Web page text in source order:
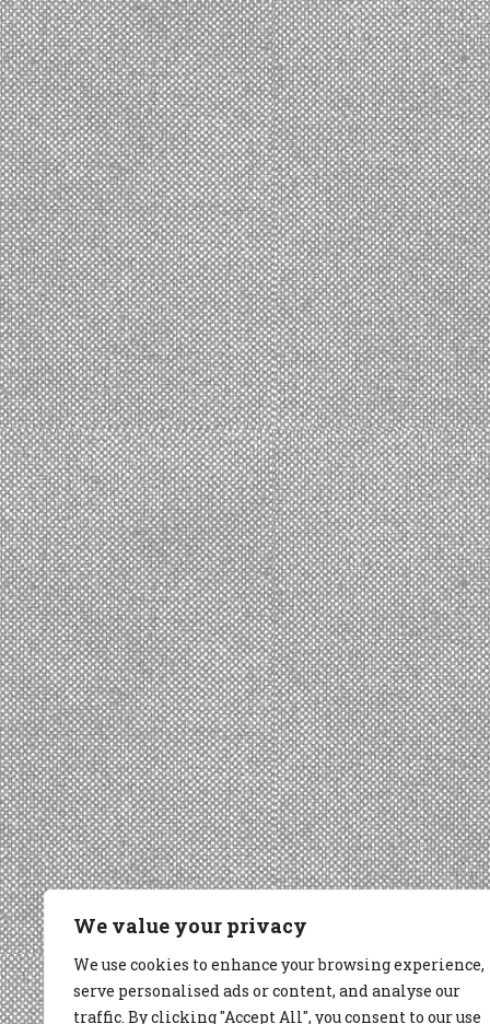
We value your privacy
We use cookies to enhance your browsing experience,
serve personalised ads or content, and analyse our
traffic. By clicking "Accept All", you consent to our use